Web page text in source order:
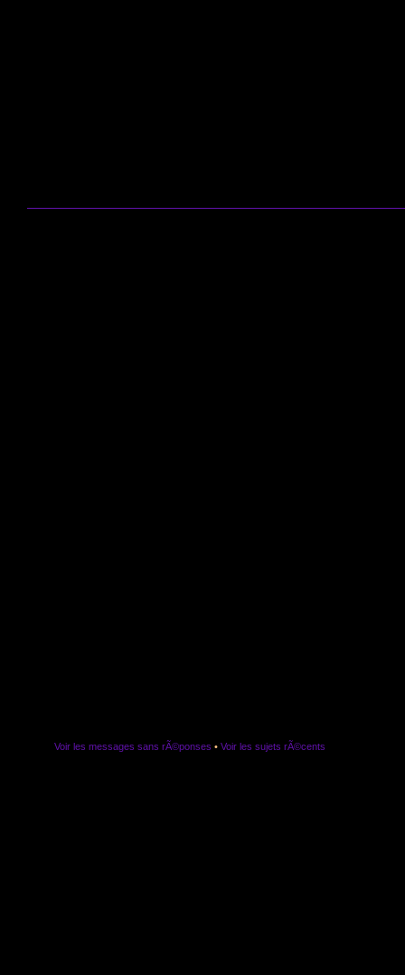
Voir les messages sans rÃ©ponses • Voir les sujets rÃ©cents